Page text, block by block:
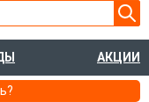
АКЦИИ